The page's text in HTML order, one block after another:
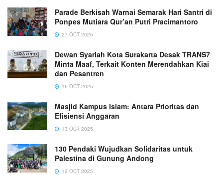
Parade Berkisah Warnai Semarak Hari Santri di
Ponpes Mutiara Qur’an Putri Pracimantoro
27 OCT 2025
Dewan Syariah Kota Surakarta Desak TRANS7
Minta Maaf, Terkait Konten Merendahkan Kiai
dan Pesantren
16 OCT 2025
Masjid Kampus Islam: Antara Prioritas dan
Efisiensi Anggaran
13 OCT 2025
130 Pendaki Wujudkan Solidaritas untuk
Palestina di Gunung Andong
12 OCT 2025